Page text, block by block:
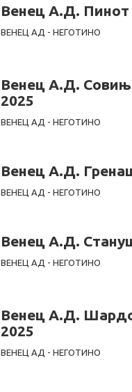
Венец А.Д. Пинот
ВЕНЕЦ АД - НЕГОТИНО
Венец А.Д.
2025
ВЕНЕЦ АД - НЕГОТИНО
Венец А.Д.
ВЕНЕЦ АД - НЕГОТИНО
Венец А.Д.
ВЕНЕЦ АД - НЕГОТИНО
Венец А.Д.
2025
ВЕНЕЦ АД - НЕГОТИНО